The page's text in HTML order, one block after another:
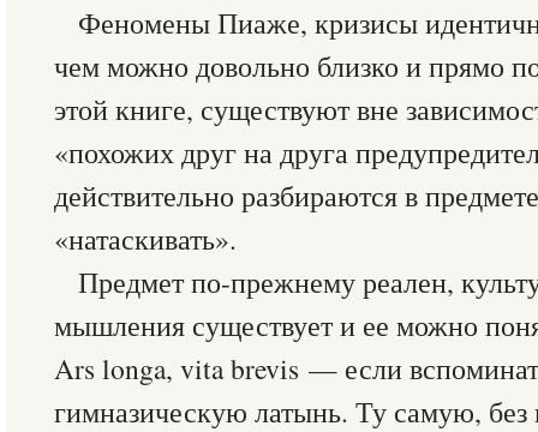
Феномены Пиаже, кризисы
чем можно довольно близко и прямо
этой книге, существуют вне
«похожих друг на друга
действительно разбираются в
«натаскивать».
Предмет по-прежнему реален,
мышления существует и ее можно
Ars longa, vita brevis — если
гимназическую латынь. Ту самую,